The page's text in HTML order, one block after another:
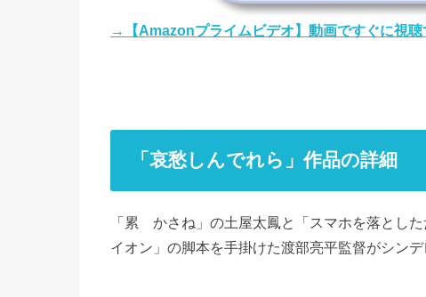
→【Amazonプライムビデオ】動画ですぐに視聴
「哀愁しんでれら」作品の詳細
「累 かさね」の土屋太鳳と「スマホを落とし
イオン」の脚本を手掛けた渡部亮平監督がシン